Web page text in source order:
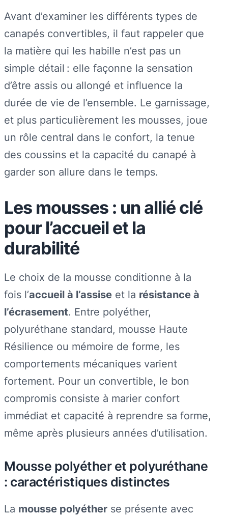
Avant d’examiner les différents types de
canapés convertibles, il faut rappeler que
la matière qui les habille n’est pas un
simple détail : elle façonne la sensation
d’être assis ou allongé et influence la
durée de vie de l’ensemble. Le garnissage,
et plus particulièrement les mousses, joue
un rôle central dans le confort, la tenue
des coussins et la capacité du canapé à
garder son allure dans le temps.
Les mousses : un allié clé
pour l’accueil et la
durabilité
Le choix de la mousse conditionne à la
fois l’accueil à l’assise et la résistance à
l’écrasement. Entre polyéther,
polyuréthane standard, mousse Haute
Résilience ou mémoire de forme, les
comportements mécaniques varient
fortement. Pour un convertible, le bon
compromis consiste à marier confort
immédiat et capacité à reprendre sa forme,
même après plusieurs années d’utilisation.
Mousse polyéther et polyuréthane
: caractéristiques distinctes
La mousse polyéther se présente avec